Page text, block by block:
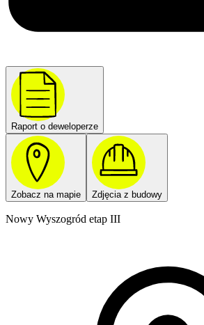
Raport o deweloperze
Zobacz na mapie Zdjęcia z budowy
Nowy Wyszogród etap III